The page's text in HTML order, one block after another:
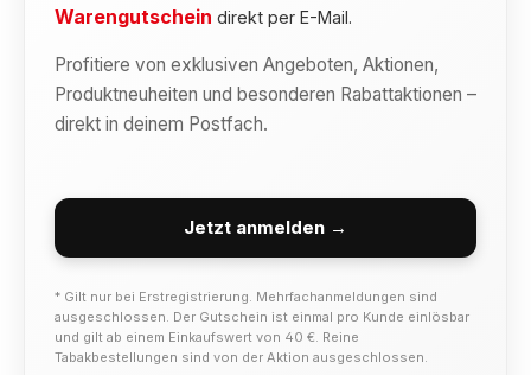
Warengutschein direkt per E-Mail.
Profitiere von exklusiven Angeboten, Aktionen,
Produktneuheiten und besonderen Rabattaktionen –
direkt in deinem Postfach.
Jetzt anmelden →
* Gilt nur bei Erstregistrierung. Mehrfachanmeldungen sind
ausgeschlossen. Der Gutschein ist einmal pro Kunde einlösbar
und gilt ab einem Einkaufswert von 40 €. Reine
Tabakbestellungen sind von der Aktion ausgeschlossen.